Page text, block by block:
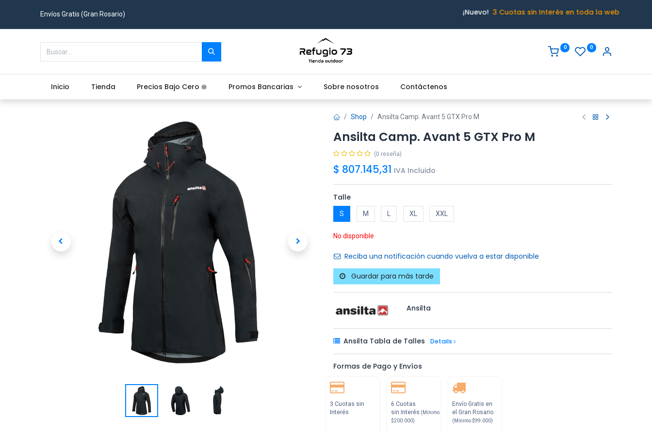
Envíos Gratis (Gran Rosario) ¡Nuevo! 3 Cuotas sin Interés en toda la web
0 0
Inicio Tienda Precios Bajo Cero ❄️ Promos Bancarias Sobre nosotros Contáctenos
Shop Ansilta Camp. Avant 5 GTX Pro M
Ansilta Camp. Avant 5 GTX Pro M
(0 reseña)
$ 807.145,31 IVA Incluido
Talle
S M XL XXL
No disponible
Reciba una notificación cuando vuelva a estar disponible
Guardar para más tarde
Ansilta
Ansilta Tabla de Talles Details
Formas de Pago y Envíos
3 Cuotas sin
Interés
6 Cuotas
sin Interés (Mínimo
$200.000)
Envío Gratis en
el Gran Rosario
(Mínimo $99.000)